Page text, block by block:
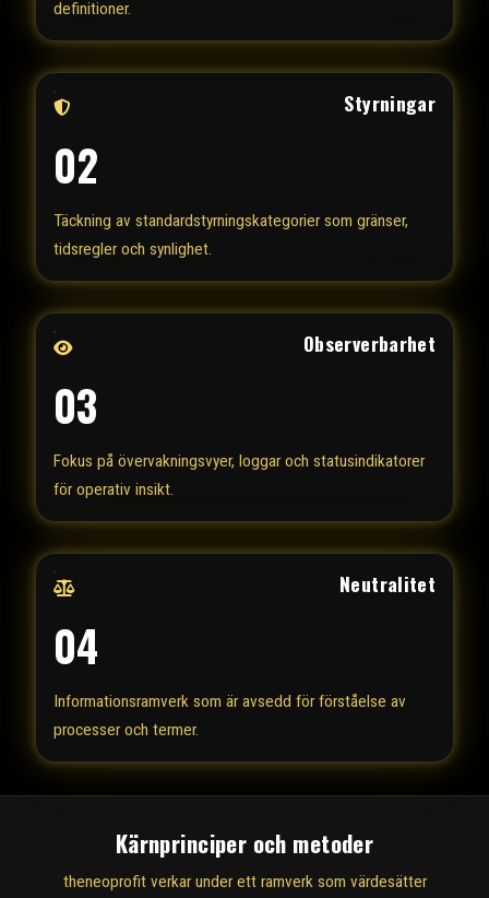
definitioner.
Styrningar
02
Täckning av standardstyrningskategorier som gränser,
tidsregler och synlighet.
Observerbarhet
03
Fokus på övervakningsvyer, loggar och statusindikatorer
för operativ insikt.
Neutralitet
04
Informationsramverk som är avsedd för förståelse av
processer och termer.
Kärnprinciper och metoder
theneoprofit verkar under ett ramverk som värdesätter